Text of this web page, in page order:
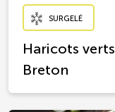
SURGELÉ
Haricots verts
Breton